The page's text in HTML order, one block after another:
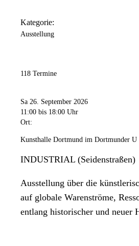
Kategorie:
Ausstellung
118 Termine
Sa 26. September 2026
11:00 bis 18:00 Uhr
Ort:
Kunsthalle Dortmund im Dortmunder U
INDUSTRIAL (Seidenstraßen)
Ausstellung über die
auf globale Warenströme,
entlang historischer und neuer